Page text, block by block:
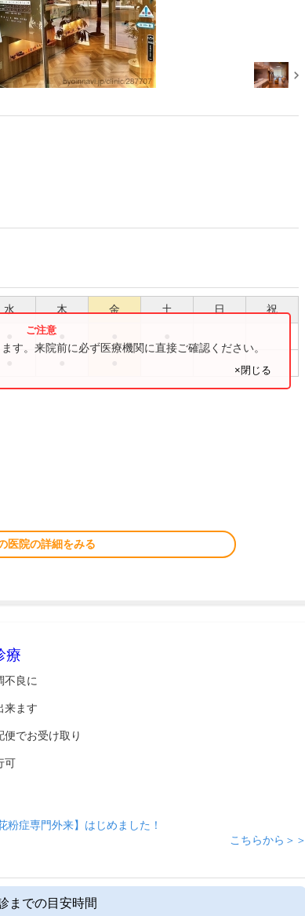
水 木 金 土 日 祝
す。来院前に必ず医療機関に直接ご確認ください。
×閉じる
医院の詳細をみる
療
不良に
来ます
でお受け取り
可
粉症専門外来】はじめました！
こちらから＞＞
までの目安時間